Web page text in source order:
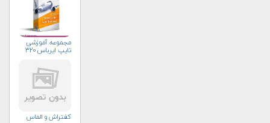
مجموعه آموزشی
تایپ ایرباس ۳۲۰
کفتراش و الماس